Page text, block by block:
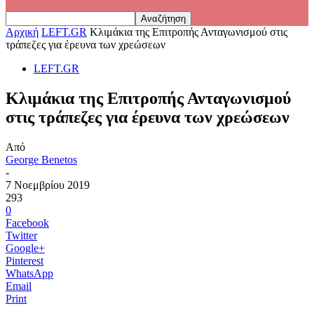
Αρχική LEFT.GR Κλιμάκια της Επιτροπής Ανταγωνισμού στις
τράπεζες για έρευνα των χρεώσεων
LEFT.GR
Κλιμάκια της Επιτροπής Ανταγωνισμού
στις τράπεζες για έρευνα των χρεώσεων
Από
George Benetos
-
7 Νοεμβρίου 2019
293
0
Facebook
Twitter
Google+
Pinterest
WhatsApp
Email
Print